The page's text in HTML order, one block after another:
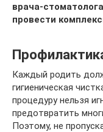
врача-
провести
Каждый родить
гигиеническая
процедуру нельзя
предотвратить
Поэтому, не